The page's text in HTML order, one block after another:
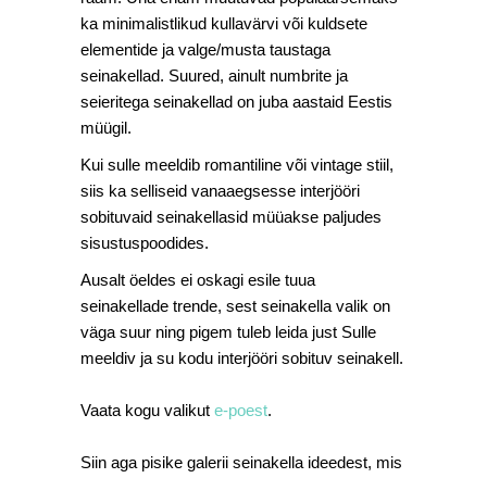
ka minimalistlikud kullavärvi või kuldsete
elementide ja valge/musta taustaga
seinakellad. Suured, ainult numbrite ja
seieritega seinakellad on juba aastaid Eestis
müügil.
Kui sulle meeldib romantiline või vintage stiil,
siis ka selliseid vanaaegsesse interjööri
sobituvaid seinakellasid müüakse paljudes
sisustuspoodides.
Ausalt öeldes ei oskagi esile tuua
seinakellade trende, sest seinakella valik on
väga suur ning pigem tuleb leida just Sulle
meeldiv ja su kodu interjööri sobituv seinakell.
Vaata kogu valikut e-poest.
Siin aga pisike galerii seinakella ideedest, mis